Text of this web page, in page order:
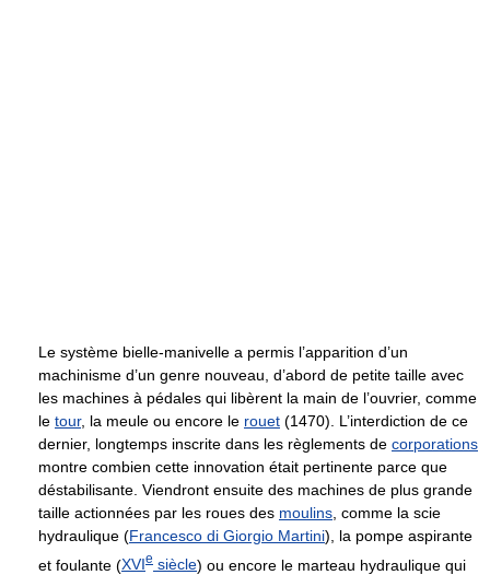
Le système bielle-manivelle a permis l’apparition d’un
machinisme d’un genre nouveau, d’abord de petite taille avec
les machines à pédales qui libèrent la main de l’ouvrier, comme
le tour, la meule ou encore le rouet (1470). L’interdiction de ce
dernier, longtemps inscrite dans les règlements de corporations
montre combien cette innovation était pertinente parce que
déstabilisante. Viendront ensuite des machines de plus grande
taille actionnées par les roues des moulins , comme la scie
hydraulique (Francesco di Giorgio Martini), la pompe aspirante
et foulante (XVIe siècle) ou encore le marteau hydraulique qui